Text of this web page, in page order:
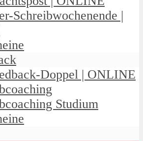
Schreibwochenende |
Doppel | ONLINE
Studium